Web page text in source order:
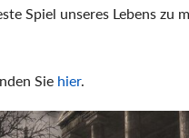
Spiel unseres Lebens zu
Sie hier.